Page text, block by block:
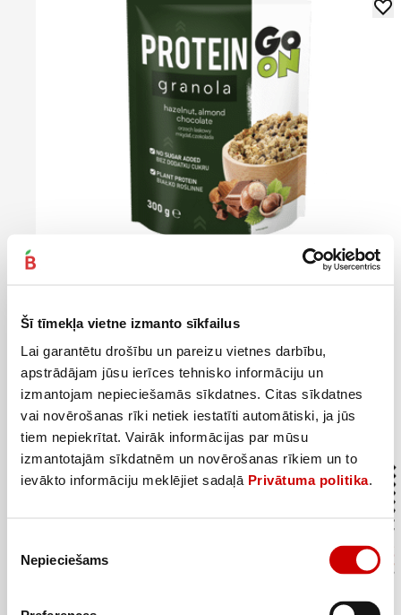
Šī tīmekļa vietne izmanto sīkfailus
Lai garantētu drošību un pareizu vietnes darbību,
apstrādājam jūsu ierīces tehnisko informāciju un
izmantojam nepieciešamās sīkdatnes. Citas sīkdatnes
vai novērošanas rīki netiek iestatīti automātiski, ja jūs
tiem nepiekrītat. Vairāk informācijas par mūsu
izmantotajām sīkdatnēm un novērošanas rīkiem un to
ievākto informāciju meklējiet sadaļā Privātuma politika.
izvēle
Nepieciešams
15,97€/kg
Pievienot